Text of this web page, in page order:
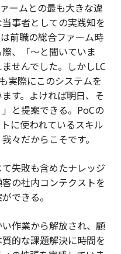
ームとの最も大きな違
事者としての実践知を
前職の総合ファーム時
、「〜と聞いていま
せんでした。しかしLC
実際にこのシステムを
す。よければ明日、そ
と提案できる。PoCの
に使われているスキル
々だからこそです。
失敗も含めたナレッジ
の社内コンテクストを
できる。
作業から解放され、顧
的な課題解決に時間を